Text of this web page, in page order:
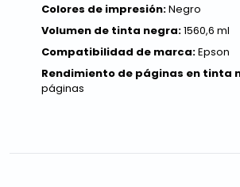
Colores de impresión:Negro
Volumen de tinta negra:1560,6 ml
Compatibilidad de marca:Epson
Rendimiento de páginas en tinta
páginas